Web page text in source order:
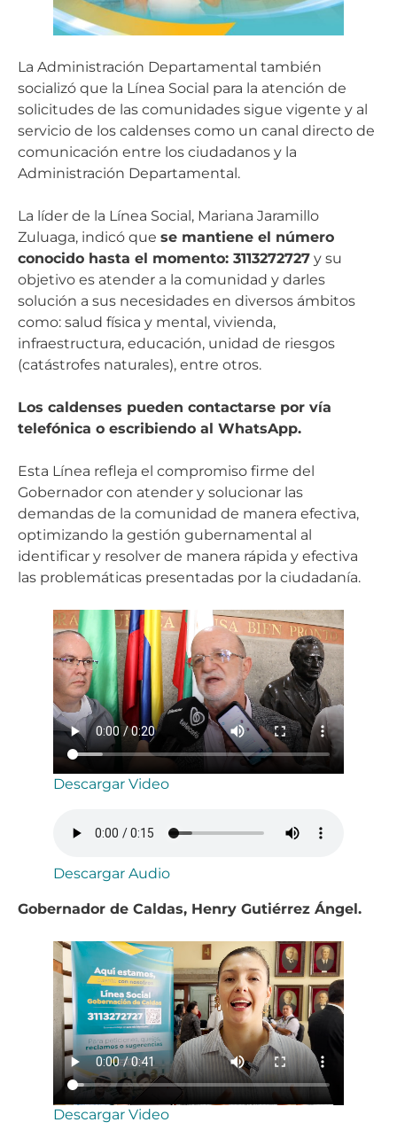
La Administración Departamental también
socializó que la Línea Social para la atención de
solicitudes de las comunidades sigue vigente y al
servicio de los caldenses como un canal directo de
comunicación entre los ciudadanos y la
Administración Departamental.
La líder de la Línea Social, Mariana Jaramillo
Zuluaga, indicó que se mantiene el número
conocido hasta el momento: 3113272727 y su
objetivo es atender a la comunidad y darles
solución a sus necesidades en diversos ámbitos
como: salud física y mental, vivienda,
infraestructura, educación, unidad de riesgos
(catástrofes naturales), entre otros.
Los caldenses pueden contactarse por vía
telefónica o escribiendo al WhatsApp.
Esta Línea refleja el compromiso firme del
Gobernador con atender y solucionar las
demandas de la comunidad de manera efectiva,
optimizando la gestión gubernamental al
identificar y resolver de manera rápida y efectiva
las problemáticas presentadas por la ciudadanía.
Descargar Video
Descargar Audio
Gobernador de Caldas, Henry Gutiérrez Ángel.
Descargar Video